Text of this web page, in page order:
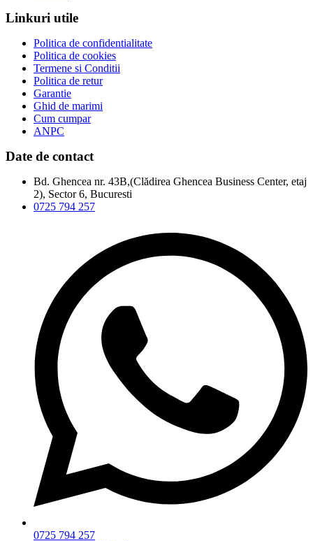
Linkuri utile
Politica de confidentialitate
Politica de cookies
Termene si Conditii
Politica de retur
Garantie
Ghid de marimi
Cum cumpar
ANPC
Date de contact
Bd. Ghencea nr. 43B,(Clădirea Ghencea Business Center, etaj
2), Sector 6, Bucuresti
0725 794 257
0725 794 257